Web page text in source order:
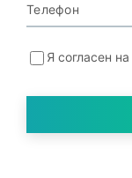
Телефон
Я согласен на